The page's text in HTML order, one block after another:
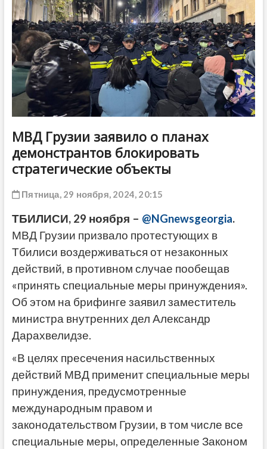
МВД Грузии заявило о планах
демонстрантов блокировать
стратегические объекты
Пятница, 29 ноября, 2024, 20:15
ТБИЛИСИ, 29 ноября – @NGnewsgeorgia.
МВД Грузии призвало протестующих в
Тбилиси воздерживаться от незаконных
действий, в противном случае пообещав
«принять специальные меры принуждения».
Об этом на брифинге заявил заместитель
министра внутренних дел Александр
Дарахвелидзе.
«В целях пресечения насильственных
действий МВД применит специальные меры
принуждения, предусмотренные
международным правом и
законодательством Грузии, в том числе все
специальные меры, определенные Законом